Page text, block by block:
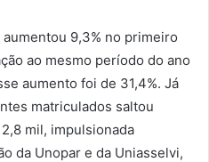
9,3% no primeiro
ao mesmo período do ano
aumento foi de 31,4%. Já
matriculados saltou
mil, impulsionada
da Unopar e da Uniasselvi,